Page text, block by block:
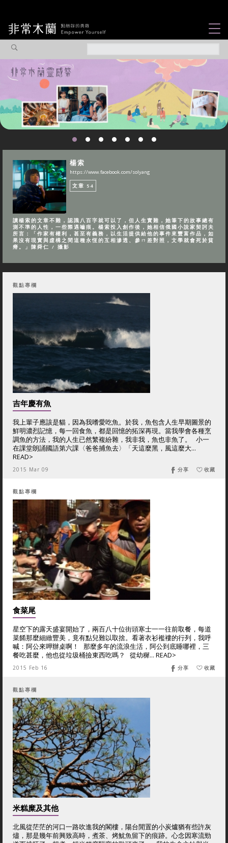
焦點企劃
社會企業
楊索
https://www.facebook.com/solyang
文章 54
讀楊索的文章不難，認識八百字就可以了，但人生實難，她筆下的故事總有
測不準的人性，一些際遇嚙痕。楊索投入創作後，她相信俄國小說家契訶夫
所言：「作家有權利，甚至有義務，以生活提供給他的事件來豐富作品，如
果沒有現實與虛構之間這種永恆的互相滲透、參ㄇ差對照，文學就會死於貧
瘠。」陳舜仁 / 攝影
觀點專欄
吉年慶有魚
我上輩子應該是貓，因為我嗜愛吃魚。於我，魚包含人生早期圖景的
鮮明濃烈記憶，每一回食魚，都是回憶的拓深再現。當我學會各種烹
調魚的方法，我的人生已然繁複紛雜，我非我，魚也非魚了。 小一
在課堂朗誦國語第六課〈爸爸捕魚去〉「天這麼黑，風這麼大...
READ>
2015 Mar 09 收藏
分享
觀點專欄
食菜尾
星空下的露天盛宴開始了，兩百八十位街頭寒士一一往前取餐，每道
菜餚那麼細緻豐美，竟有點兒難以取捨。看著衣衫襤褸的行列，我呼
喊：阿公來呷辦桌啊！ 那麼多年的流浪生活，阿公到底睡哪裡，三
餐吃甚麼，他也從垃圾桶撿東西吃嗎？ 從幼穉... READ>
2015 Feb 16 收藏
分享
觀點專欄
米糕糜及其他
北風從茫茫的河口一路吹進我的閣樓，陽台閒置的小炭爐猶有些許灰
燼，那是幾年前興致高時，煮茶、烤魷魚留下的痕跡。心念因寒流勁